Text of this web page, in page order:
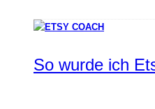
So wurde ich